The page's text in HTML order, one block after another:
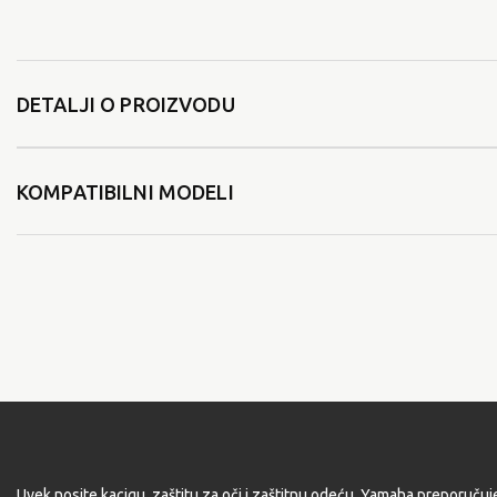
DETALJI O PROIZVODU
KOMPATIBILNI MODELI